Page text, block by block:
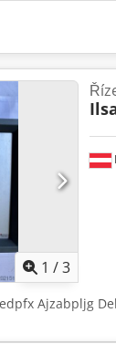
1 /3
Ajzabpljg